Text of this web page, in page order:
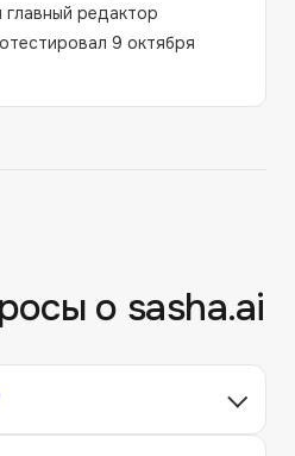
редактор
9 октября
о sasha.ai